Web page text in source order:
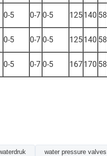
0-5 0-7 0-5 125140 58
0-5 0-7 0-5 125140 58
0-5 0-7 0-5 167170 58
water pressure valves